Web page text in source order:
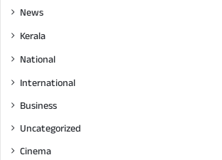
News
Kerala
National
International
Business
Uncategorized
Cinema